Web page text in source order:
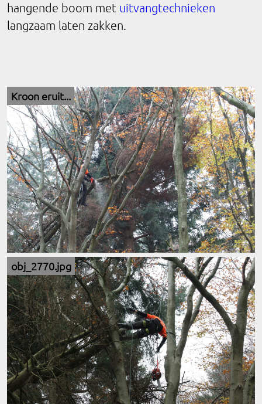
hangende boom met uitvangtechnieken
langzaam laten zakken.
Kroon eruit...
obj_2770.jpg